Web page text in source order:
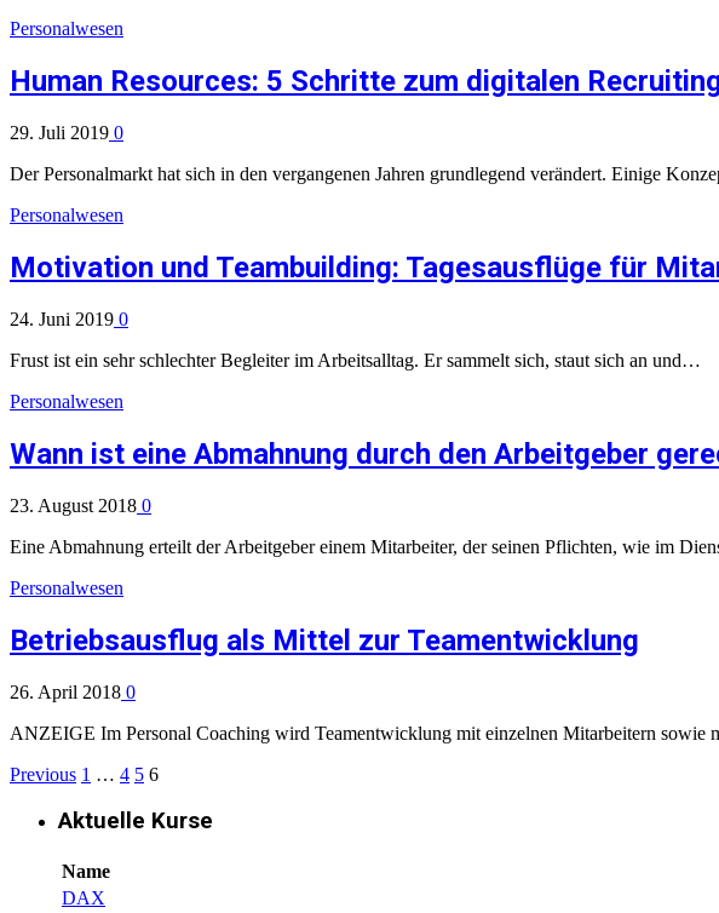
Personalwesen
Human Resources: 5 Schritte zum digitalen
29. Juli 2019 0
Der Personalmarkt hat sich in den vergangenen Jahren grundlegend verändert. Einige
Personalwesen
Motivation und Teambuilding: Tagesausflüge für
24. Juni 2019 0
Frust ist ein sehr schlechter Begleiter im Arbeitsalltag. Er sammelt sich, staut sich an und…
Personalwesen
Wann ist eine Abmahnung durch den Arbeitgeber
23. August 2018 0
Eine Abmahnung erteilt der Arbeitgeber einem Mitarbeiter, der seinen Pflichten, wie im
Personalwesen
Betriebsausflug als Mittel zur Teamentwicklung
26. April 2018 0
ANZEIGE Im Personal Coaching wird Teamentwicklung mit einzelnen Mitarbeitern
Previous 1 … 4 5 6
Aktuelle Kurse
Name
DAX